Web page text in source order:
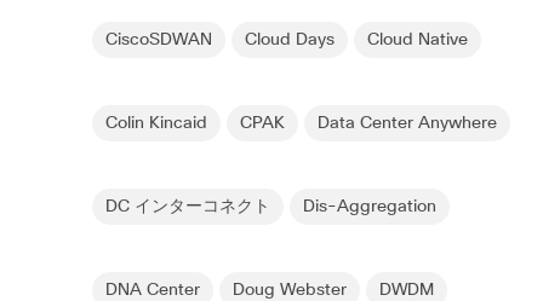
CiscoSDWAN Cloud Days Cloud Native
Colin Kincaid CPAK Data Center Anywhere
DC インターコネクト Dis-Aggregation
DNA Center Doug Webster DWDM